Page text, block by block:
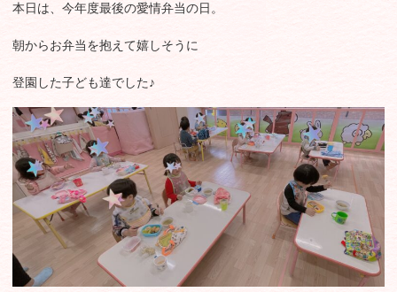
本日は、今年度最後の愛情弁当の日。
朝からお弁当を抱えて嬉しそうに
登園した子ども達でした♪